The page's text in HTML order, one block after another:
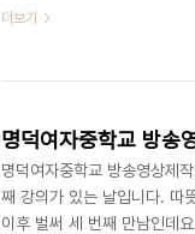
게됩니다. 꿈에서 깨어난 주
했는데요. 오늘도 출연진 친
더보기
명덕여자중학교 방송
명덕여자중학교 방송영상제
째 강의가 있는 날입니다. 따
이후 벌써 세 번째 만남인데